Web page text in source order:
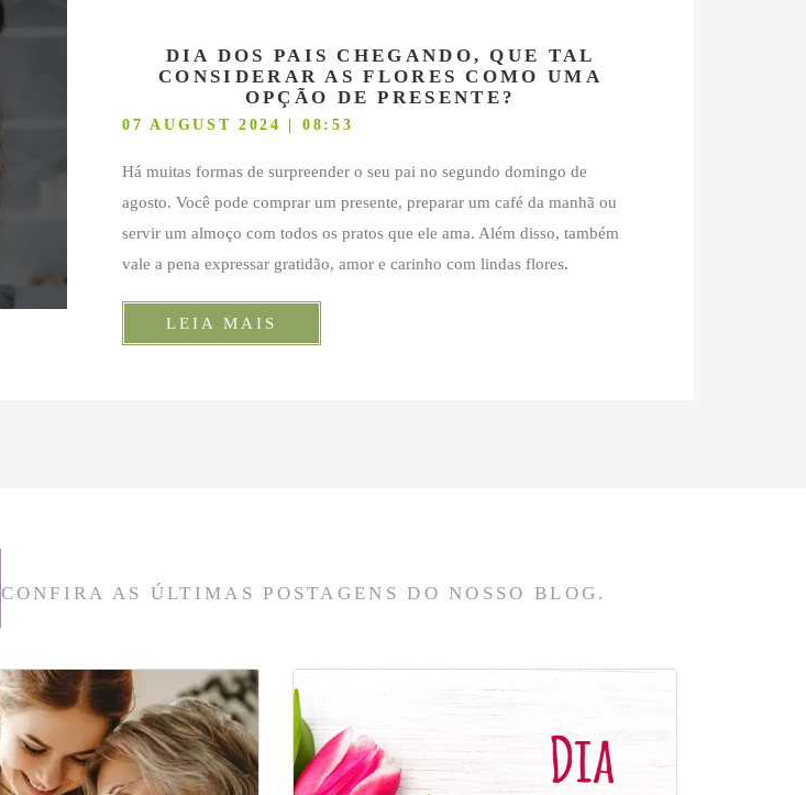
DIA DOS PAIS CHEGANDO, QUE TAL
CONSIDERAR AS FLORES COMO UMA
OPÇÃO DE PRESENTE?
07 AUGUST 2024 | 08:53
Há muitas formas de surpreender o seu pai no segundo domingo de
agosto. Você pode comprar um presente, preparar um café da manhã ou
servir um almoço com todos os pratos que ele ama. Além disso, também
vale a pena expressar gratidão, amor e carinho com lindas flores.
LEIA MAIS
CONFIRA AS ÚLTIMAS POSTAGENS DO NOSSO BLOG.